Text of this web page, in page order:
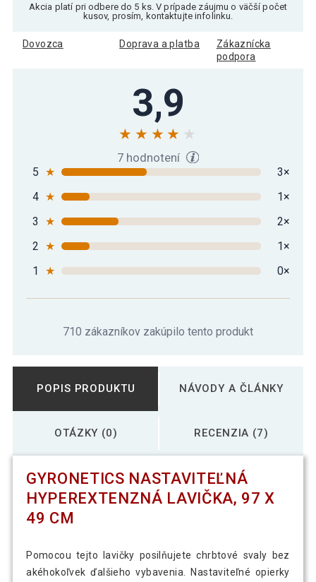
Akcia platí pri odbere do 5 ks. V prípade záujmu o väčší počet
kusov, prosím, kontaktujte infolinku.
Dovozca Doprava a platba
Zákaznícka
podpora
3,9
7 hodnotení
5 ★
3×
4 ★
1×
3
★
2×
2 ★
1×
1
★ 0×
710 zákazníkov zakúpilo tento produkt
POPIS PRODUKTU NÁVODY A ČLÁNKY
OTÁZKY (0) RECENZIA (7)
GYRONETICS NASTAVITEĽNÁ
HYPEREXTENZNÁ LAVIČKA, 97 X
49 CM
Pomocou tejto lavičky posilňujete chrbtové svaly bez
akéhokoľvek ďalšieho vybavenia. Nastaviteľné opierky